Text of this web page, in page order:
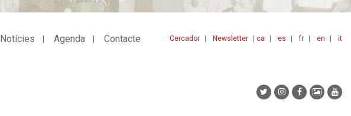
ca es fr en it
Cercador Newsletter
Notícies Agenda Contacte